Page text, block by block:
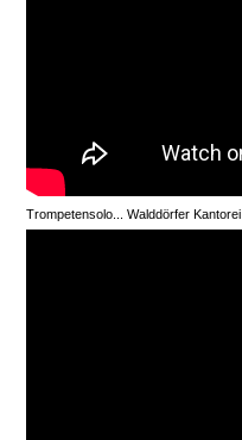
Trompetensolo... Walddörfer Kantorei